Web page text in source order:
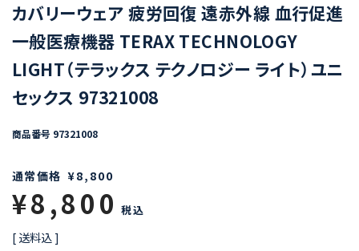
カバリーウェア 疲労回復 遠赤外線 血行促進
一般医療機器 TERAX TECHNOLOGY
LIGHT（テラックス テクノロジー ライト）ユニ
セックス 97321008
商品番号 97321008
通常価格 ¥8,800
¥8,800 税込
送料込